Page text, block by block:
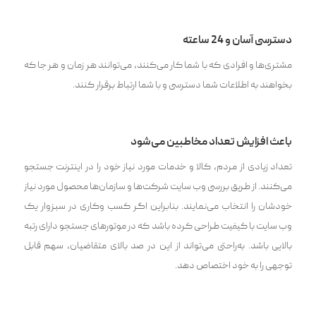
دسترسی آسان و 24 ساعته
مشتری‌ها و افرادی که با شما کار می‌کنند، می‌توانند هر زمان و هر جا که
بخواهند به اطلاعات شما دسترسی و با شما ارتباط برقرار کنند.
باعث افزایش تعداد مخاطبین می‌شود
تعداد زیادی از مردم، کالا و خدمات مورد نیاز خود را در اینترنت جستجو
می‌کنند. از طریق بررسی وب سایت شرکت‌ها و سازمان‌ها محصول مورد نیاز
خودشان را انتخاب می‌نمایند. بنابراین اگر کسب وکاری در سبزوار یک
وب سایت با کیفیت طراحی کرده باشد که در موتورهای جستجو دارای رتبه
بالایی باشد. به‌راحتی می‌تواند از این در صد بالای متقاضیان، سهم قابل
توجهی را به خود اختصاص دهد.